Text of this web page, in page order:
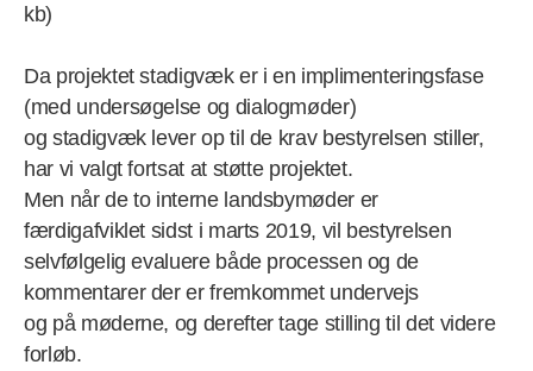
kb)
Da projektet stadigvæk er i en implimenteringsfase
(med undersøgelse og dialogmøder)
og stadigvæk lever op til de krav bestyrelsen stiller,
har vi valgt fortsat at støtte projektet.
Men når de to interne landsbymøder er
færdigafviklet sidst i marts 2019, vil bestyrelsen
selvfølgelig evaluere både processen og de
kommentarer der er fremkommet undervejs
og på møderne, og derefter tage stilling til det videre
forløb.